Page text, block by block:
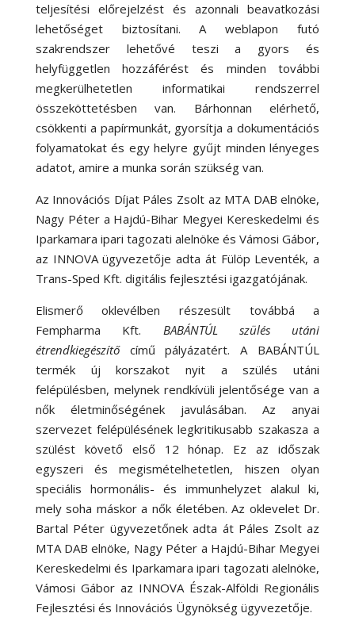
teljesítési előrejelzést és azonnali beavatkozási
lehetőséget biztosítani. A weblapon futó
szakrendszer lehetővé teszi a gyors és
helyfüggetlen hozzáférést és minden további
megkerülhetetlen informatikai rendszerrel
összeköttetésben van. Bárhonnan elérhető,
csökkenti a papírmunkát, gyorsítja a dokumentációs
folyamatokat és egy helyre gyűjt minden lényeges
adatot, amire a munka során szükség van.
Az Innovációs Díjat Páles Zsolt az MTA DAB elnöke,
Nagy Péter a Hajdú-Bihar Megyei Kereskedelmi és
Iparkamara ipari tagozati alelnöke és Vámosi Gábor,
az INNOVA ügyvezetője adta át Fülöp Leventék, a
Trans-Sped Kft. digitális fejlesztési igazgatójának.
Elismerő oklevélben részesült továbbá a
Fempharma Kft. BABÁNTÚL szülés utáni
étrendkiegészítőcímű pályázatért. A BABÁNTÚL
termék új korszakot nyit a szülés utáni
felépülésben, melynek rendkívüli jelentősége van a
nők életminőségének javulásában. Az anyai
szervezet felépülésének legkritikusabb szakasza a
szülést követő első 12 hónap. Ez az időszak
egyszeri és megismételhetetlen, hiszen olyan
speciális hormonális- és immunhelyzet alakul ki,
mely soha máskor a nők életében. Az oklevelet Dr.
Bartal Péter ügyvezetőnek adta át Páles Zsolt az
MTA DAB elnöke, Nagy Péter a Hajdú-Bihar Megyei
Kereskedelmi és Iparkamara ipari tagozati alelnöke,
Vámosi Gábor az INNOVA Észak-Alföldi Regionális
Fejlesztési és Innovációs Ügynökség ügyvezetője.